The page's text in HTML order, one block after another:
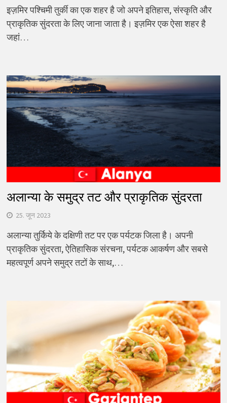
इज़मिर पश्चिमी तुर्की का एक शहर है जो अपने इतिहास, संस्कृति और
प्राकृतिक सुंदरता के लिए जाना जाता है। इज़मिर एक ऐसा शहर है
जहां…
अलान्या के समुद्र तट और प्राकृतिक सुंदरता
25. जून 2023
अलान्या तुर्किये के दक्षिणी तट पर एक पर्यटक जिला है। अपनी
प्राकृतिक सुंदरता, ऐतिहासिक संरचना, पर्यटक आकर्षण और सबसे
महत्वपूर्ण अपने समुद्र तटों के साथ,…